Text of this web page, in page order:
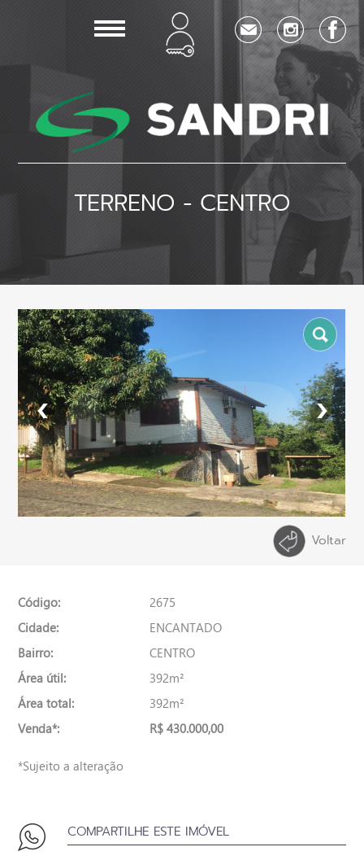
TERRENO - CENTRO
Voltar
Código:
2675
Cidade:
ENCANTADO
Bairro:
CENTRO
Área útil:
392m²
Área total:
392m²
Venda*:
R$ 430.000,00
*Sujeito a alteração
COMPARTILHE ESTE IMÓVEL